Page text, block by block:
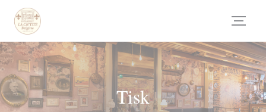
Panel pro správu cookies
Tisk